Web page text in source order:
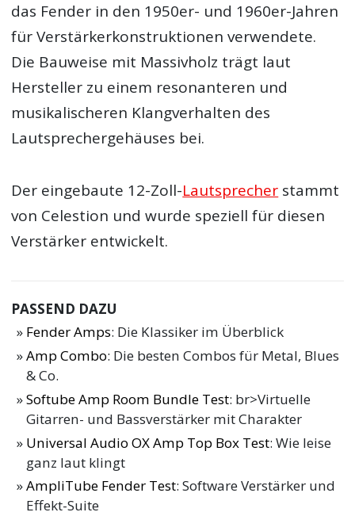
das Fender in den 1950er- und 1960er-Jahren
für Verstärkerkonstruktionen verwendete.
Die Bauweise mit Massivholz trägt laut
Hersteller zu einem resonanteren und
musikalischeren Klangverhalten des
Lautsprechergehäuses bei.
Der eingebaute 12-Zoll-Lautsprecher stammt
von Celestion und wurde speziell für diesen
Verstärker entwickelt.
PASSEND DAZU
Fender Amps: Die Klassiker im Überblick
Amp Combo: Die besten Combos für Metal, Blues
& Co.
Softube Amp Room Bundle Test: br>Virtuelle
Gitarren- und Bassverstärker mit Charakter
Universal Audio OX Amp Top Box Test: Wie leise
ganz laut klingt
AmpliTube Fender Test: Software Verstärker und
Effekt-Suite